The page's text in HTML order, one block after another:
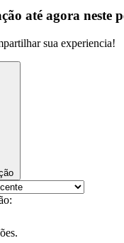
até agora neste
sua experiencia!